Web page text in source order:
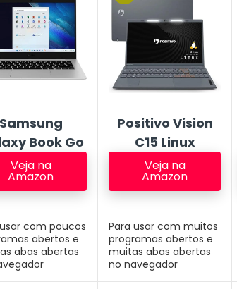
Samsung
Book Go
Veja na
Amazon
com poucos
abertos e
abas abertas
Positivo Vision
C15 Linux
Veja na
Amazon
Para usar com muitos
programas abertos e
muitas abas abertas
no navegador